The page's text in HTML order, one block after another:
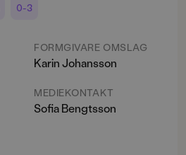
0-3
FORMGIVARE OMSLAG
Karin Johansson
MEDIEKONTAKT
Sofia Bengtsson